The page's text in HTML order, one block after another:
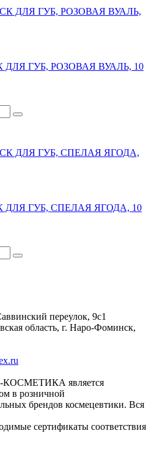
ГУБ, РОЗОВАЯ ВУАЛЬ, 10
ГУБ, СПЕЛАЯ ЯГОДА, 10
переулок, 9с1
область, г. Наро-Фоминск,
КОСМЕТИКА является
в розничной
брендов космецевтики. Вся
сертификаты соответствия